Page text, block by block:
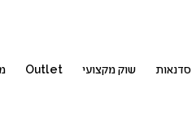
סדנאות שוק מקצועי Outlet